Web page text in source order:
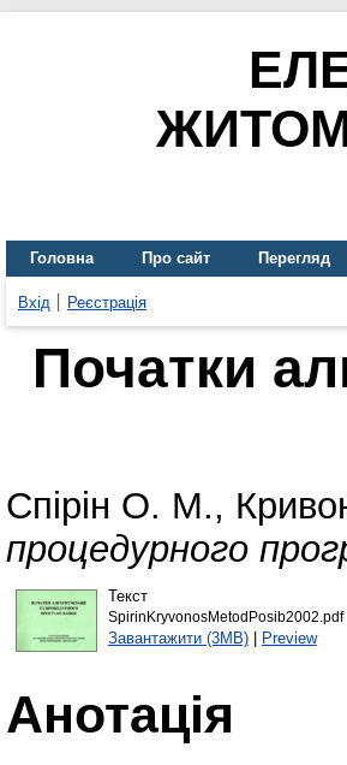
Головна Про сайт Перегляд
Вхід Реєстрація
Початки
Спірін О. М.,
процедурного
Текст
SpirinKryvonosMetodPosib2002.pdf
Завантажити (3MB)| Preview
Анотація